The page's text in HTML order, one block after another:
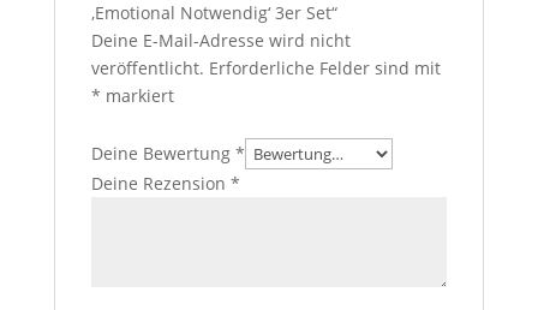
‚Emotional Notwendig‘ 3er Set“
Deine E-Mail-Adresse wird nicht
veröffentlicht. Erforderliche Felder sind mit
* markiert
Deine Bewertung *
Deine Rezension *